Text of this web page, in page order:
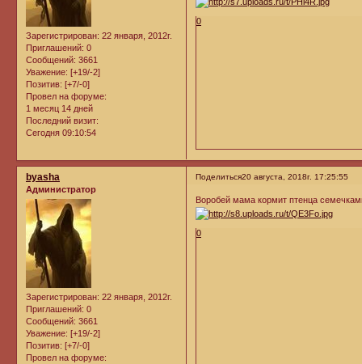
Зарегистрирован: 22 января, 2012г.
Приглашений: 0
Сообщений: 3661
Уважение: [+19/-2]
Позитив: [+7/-0]
Провел на форуме:
1 месяц 14 дней
Последний визит:
Сегодня 09:10:54
0
Поделиться20 августа, 2018г. 17:25:55
byasha
Администратор
Зарегистрирован: 22 января, 2012г.
Приглашений: 0
Сообщений: 3661
Уважение: [+19/-2]
Позитив: [+7/-0]
Провел на форуме:
Воробей мама кормит птенца
0